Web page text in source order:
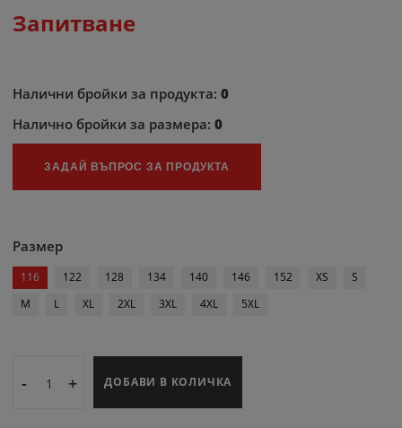
Запитване
Налични бройки за продукта:0
Налично бройки за размера:0
ЗАДАЙ ВЪПРОС ЗА ПРОДУКТА
Размер
116 122 128 134 140 146 152 XS
S
M
L XL 2XL 3XL 4XL 5XL
- + ДОБАВИ В КОЛИЧКА